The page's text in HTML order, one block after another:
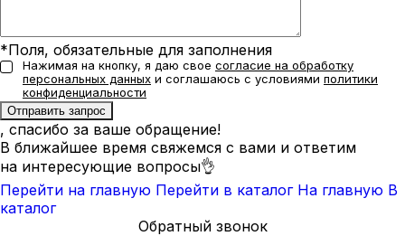
*Поля, обязательные для заполнения
Нажимая на кнопку, я даю свое согласие на обработку
персональных данных и соглашаюсь с условиями политики
конфиденциальности
, спасибо за ваше обращение!
В ближайшее время свяжемся с вами и ответим
на интересующие вопросы👌
Перейти на главную Перейти в каталог На главную В
каталог
Обратный звонок